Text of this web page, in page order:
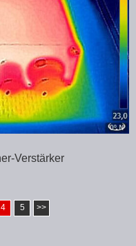
Verstärker
4 5 >>